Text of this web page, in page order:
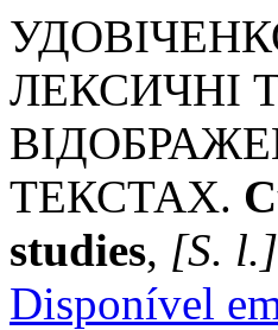
ЛЕКСИЧНІ
ТЕКСТАХ.
studies, [S. l.]
Disponível